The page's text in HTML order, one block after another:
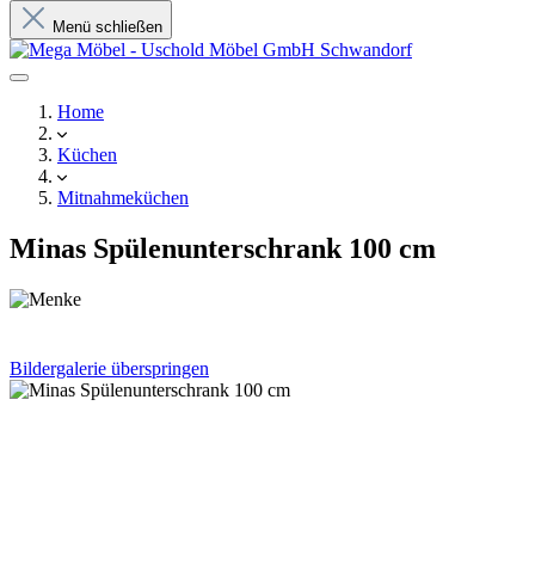
Menü schließen
Home
Küchen
Mitnahmeküchen
Minas Spülenunterschrank 100 cm
Bildergalerie überspringen